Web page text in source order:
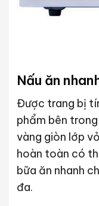
Nấu ăn
Được trang bị
phẩm bên
vàng giòn lớp
hoàn toàn có
bữa ăn nhanh
đa.